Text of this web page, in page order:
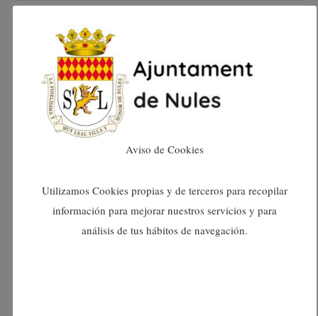
setembre 2024
agost 2024
juliol 2024
maig 2024
Aviso de Cookies
Utilizamos Cookies propias y de terceros para recopilar
información para mejorar nuestros servicios y para
análisis de tus hábitos de navegación.